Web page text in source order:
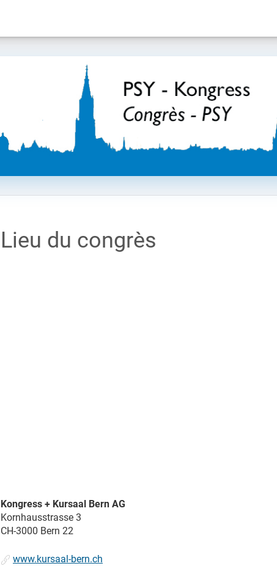
Lieu du congrès
Kongress + Kursaal Bern AG
Kornhausstrasse 3
CH-3000 Bern 22
www.kursaal-bern.ch